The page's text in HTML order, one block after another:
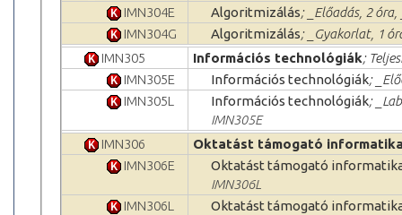
IMN304E
Algoritmizálás; _Előadás, 2
IMN304G
Algoritmizálás; _Gyakorlat, 1
IMN305
Információs technológiák;
IMN305E
Információs technológiák;
IMN305L
Információs technológiák;
IMN305E
IMN306
Oktatást támogató
IMN306E
Oktatást támogató
IMN306L
IMN306L
Oktatást támogató